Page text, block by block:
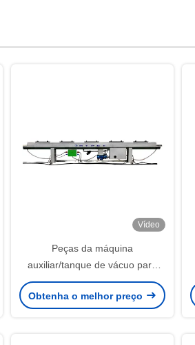
Vídeo
Peças da máquina
auxiliar/tanque de vácuo para
transporte do cortador
Obtenha o melhor preço